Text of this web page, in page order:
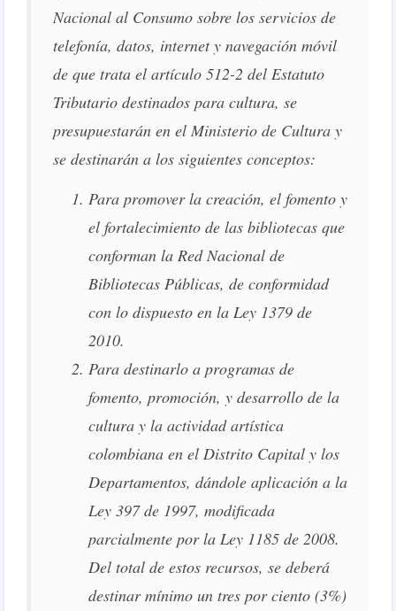
Nacional al Consumo sobre los servicios de
telefonía, datos, internet y navegación móvil
de que trata el artículo 512-2 del Estatuto
Tributario destinados para cultura, se
presupuestarán en el Ministerio de Cultura y
se destinarán a los siguientes conceptos:
Para promover la creación, el fomento y
el fortalecimiento de las bibliotecas que
conforman la Red Nacional de
Bibliotecas Públicas, de conformidad
con lo dispuesto en la Ley 1379 de
2010.
Para destinarlo a programas de
fomento, promoción, y desarrollo de la
cultura y la actividad artística
colombiana en el Distrito Capital y los
Departamentos, dándole aplicación a la
Ley 397 de 1997, modificada
parcialmente por la Ley 1185 de 2008.
Del total de estos recursos, se deberá
destinar mínimo un tres por ciento (3%)